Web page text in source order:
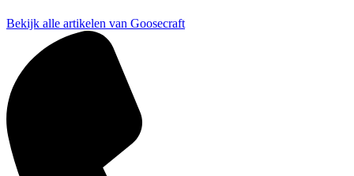
Bekijk alle artikelen van Goosecraft